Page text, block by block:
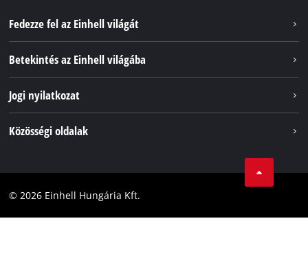
Fedezze fel az Einhell világát
Betekintés az Einhell világába
Az Einhell világszerte
Jogi nyilatkozat
Akadálymentesítési Nyilatkozat
Közösségi oldalak
Facebook
© 2026 Einhell Hungária Kft.